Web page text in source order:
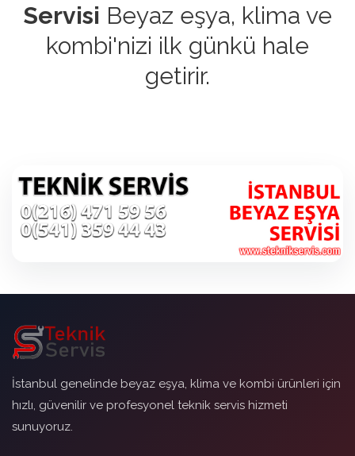
Servisi Beyaz eşya, klima ve
kombi'nizi ilk günkü hale
getirir.
İstanbul genelinde beyaz eşya, klima ve kombi ürünleri için
hızlı, güvenilir ve profesyonel teknik servis hizmeti
sunuyoruz.